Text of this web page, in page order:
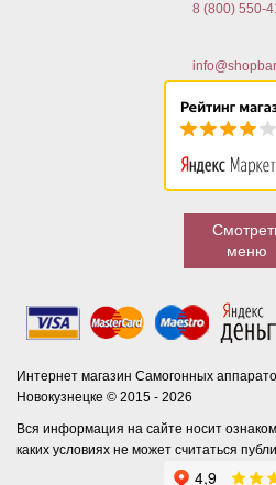
8 (800) 550-
меню
Интернет магазин Самогонных
Новокузнецке © 2015 - 2026
Вся информация на сайте носит
каких условиях не может считаться